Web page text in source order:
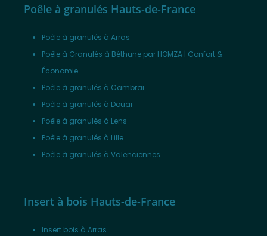
Poêle à granulés Hauts-de-France
Poêle à granulés à Arras
Poêle à Granulés à Béthune par HOMZA | Confort &
Économie
Poêle à granulés à Cambrai
Poêle à granulés à Douai
Poêle à granulés à Lens
Poêle à granulés à Lille
Poêle à granulés à Valenciennes
Insert à bois Hauts-de-France
Insert bois à Arras